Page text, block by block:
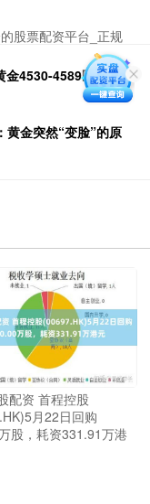
股票配资平台_正规
金4530-4589区间抓
黄金突然“变脸”的原
配资 首程控股
月22日回购
股，耗资331.91万港